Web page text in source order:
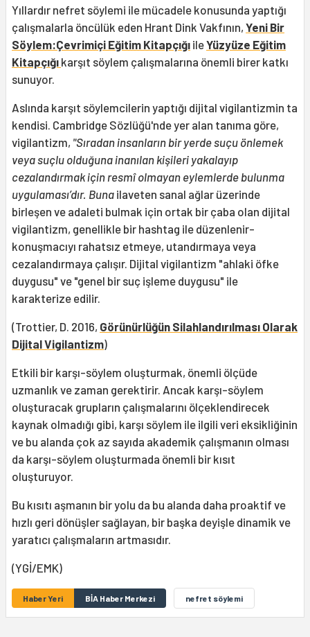
Yıllardır nefret söylemi ile mücadele konusunda yaptığı
çalışmalarla öncülük eden Hrant Dink Vakfının, Yeni Bir
Söylem:Çevrimiçi Eğitim Kitapçığı ileYüzyüze Eğitim
Kitapçığı karşıt söylem çalışmalarına önemli birer katkı
sunuyor.
Aslında karşıt söylemcilerin yaptığı dijital vigilantizmin ta
kendisi. Cambridge Sözlüğü'nde yer alan tanıma göre,
vigilantizm, "Sıradan insanların bir yerde suçu önlemek
veya suçlu olduğuna inanılan kişileri yakalayıp
cezalandırmak için resmî olmayan eylemlerde bulunma
uygulaması’dır. Buna ilaveten sanal ağlar üzerinde
birleşen ve adaleti bulmak için ortak bir çaba olan dijital
vigilantizm, genellikle bir hashtag ile düzenlenir-
konuşmacıyı rahatsız etmeye, utandırmaya veya
cezalandırmaya çalışır. Dijital vigilantizm "ahlaki öfke
duygusu" ve "genel bir suç işleme duygusu" ile
karakterize edilir.
(Trottier, D. 2016, Görünürlüğün Silahlandırılması Olarak
Dijital Vigilantizm)
Etkili bir karşı-söylem oluşturmak, önemli ölçüde
uzmanlık ve zaman gerektirir. Ancak karşı-söylem
oluşturacak grupların çalışmalarını ölçeklendirecek
kaynak olmadığı gibi, karşı söylem ile ilgili veri eksikliğinin
ve bu alanda çok az sayıda akademik çalışmanın olması
da karşı-söylem oluşturmada önemli bir kısıt
oluşturuyor.
Bu kısıtı aşmanın bir yolu da bu alanda daha proaktif ve
hızlı geri dönüşler sağlayan, bir başka deyişle dinamik ve
yaratıcı çalışmaların artmasıdır.
(YGİ/EMK)
Haber Yeri BİA Haber Merkezi nefret söylemi